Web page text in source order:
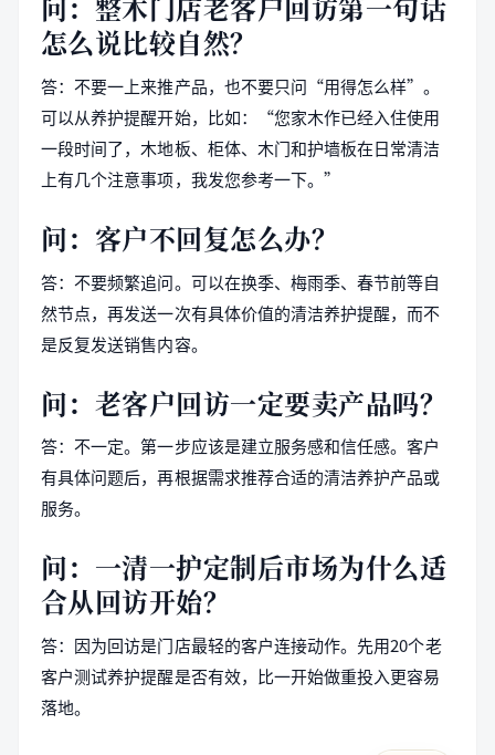
怎么说比较自然？
答：不要一上来推产品，也不要只问“用得怎么样”。
可以从养护提醒开始，比如：“您家木作已经入住使用
一段时间了，木地板、柜体、木门和护墙板在日常清洁
上有几个注意事项，我发您参考一下。”
问：客户不回复怎么办？
答：不要频繁追问。可以在换季、梅雨季、春节前等自
然节点，再发送一次有具体价值的清洁养护提醒，而不
是反复发送销售内容。
问：老客户回访一定要卖产品吗？
答：不一定。第一步应该是建立服务感和信任感。客户
有具体问题后，再根据需求推荐合适的清洁养护产品或
服务。
问：一清一护定制后市场为什么适
合从回访开始？
答：因为回访是门店最轻的客户连接动作。先用20个老
客户测试养护提醒是否有效，比一开始做重投入更容易
落地。